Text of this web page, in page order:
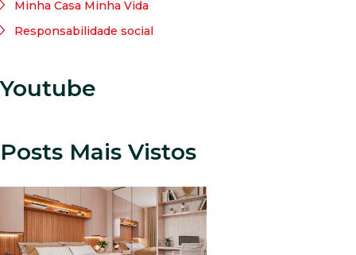
Minha Casa Minha Vida
Responsabilidade social
Youtube
Posts Mais Vistos